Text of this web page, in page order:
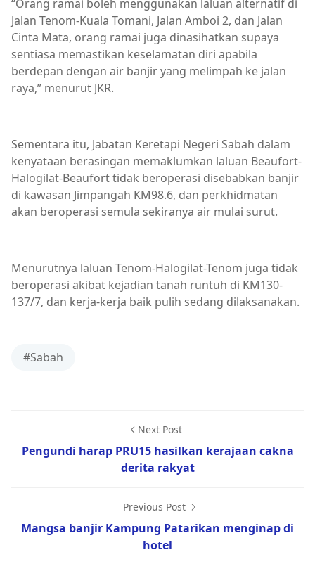
“Orang ramai boleh menggunakan laluan alternatif di
Jalan Tenom-Kuala Tomani, Jalan Amboi 2, dan Jalan
Cinta Mata, orang ramai juga dinasihatkan supaya
sentiasa memastikan keselamatan diri apabila
berdepan dengan air banjir yang melimpah ke jalan
raya,” menurut JKR.
Sementara itu, Jabatan Keretapi Negeri Sabah dalam
kenyataan berasingan memaklumkan laluan Beaufort-
Halogilat-Beaufort tidak beroperasi disebabkan banjir
di kawasan Jimpangah KM98.6, dan perkhidmatan
akan beroperasi semula sekiranya air mulai surut.
Menurutnya laluan Tenom-Halogilat-Tenom juga tidak
beroperasi akibat kejadian tanah runtuh di KM130-
137/7, dan kerja-kerja baik pulih sedang dilaksanakan.
#Sabah
Next Post
Pengundi harap PRU15 hasilkan kerajaan cakna
derita rakyat
Previous Post
Mangsa banjir Kampung Patarikan menginap di
hotel